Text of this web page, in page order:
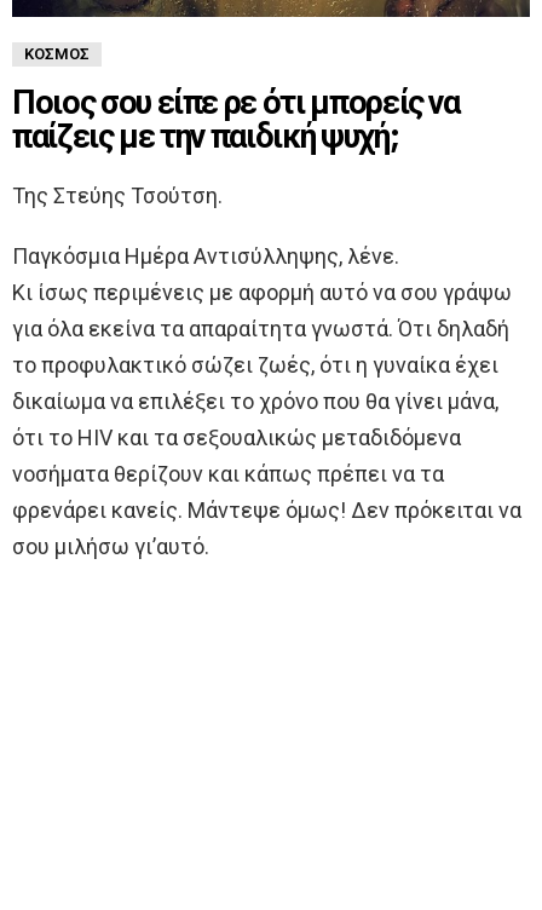
ΚΌΣΜΟΣ
Ποιος σου είπε ρε ότι μπορείς να
παίζεις με την παιδική ψυχή;
Της Στεύης Τσούτση.
Παγκόσμια Ημέρα Αντισύλληψης, λένε.
Κι ίσως περιμένεις με αφορμή αυτό να σου γράψω
για όλα εκείνα τα απαραίτητα γνωστά. Ότι δηλαδή
το προφυλακτικό σώζει ζωές, ότι η γυναίκα έχει
δικαίωμα να επιλέξει το χρόνο που θα γίνει μάνα,
ότι το HIV και τα σεξουαλικώς μεταδιδόμενα
νοσήματα θερίζουν και κάπως πρέπει να τα
φρενάρει κανείς. Μάντεψε όμως! Δεν πρόκειται να
σου μιλήσω γι’αυτό.